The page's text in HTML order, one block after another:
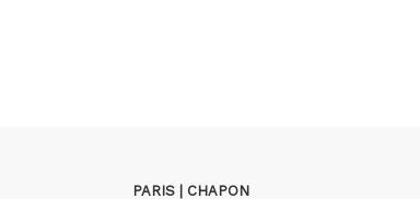
PARIS | CHAPON